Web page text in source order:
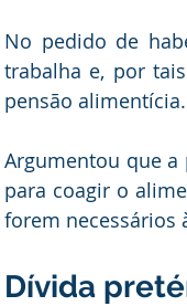
No pedido de
trabalha e, por
pensão alimentícia.
Argumentou que
para coagir o
forem necessários
Dívida